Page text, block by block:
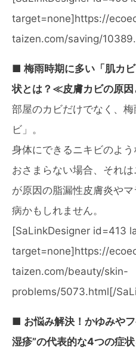
target=none]https://
taizen.com/saving/
■ 梅雨時期に多い「肌カ
状とは？≪皮膚カビの原
部屋のカビだけでなく、
ビ」。
身体にできるニキビのよ
おさまらない場合、それは
が原因の脂漏性皮膚炎や
病かもしれません。
[SaLinkDesigner id=413
target=none]https://
taizen.com/beauty/skin-
problems/5073.html[/
■ お悩み解決！かゆみや
湿疹”の代表的な4つの症